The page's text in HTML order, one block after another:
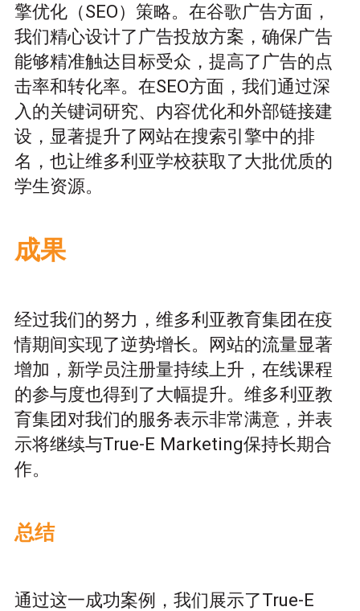
擎优化（SEO）策略。在谷歌广告方面，
我们精心设计了广告投放方案，确保广告
能够精准触达目标受众，提高了广告的点
击率和转化率。在SEO方面，我们通过深
入的关键词研究、内容优化和外部链接建
设，显著提升了网站在搜索引擎中的排
名，也让维多利亚学校获取了大批优质的
学生资源。
成果
经过我们的努力，维多利亚教育集团在疫
情期间实现了逆势增长。网站的流量显著
增加，新学员注册量持续上升，在线课程
的参与度也得到了大幅提升。维多利亚教
育集团对我们的服务表示非常满意，并表
示将继续与True-E Marketing保持长期合
作。
总结
通过这一成功案例，我们展示了True-E